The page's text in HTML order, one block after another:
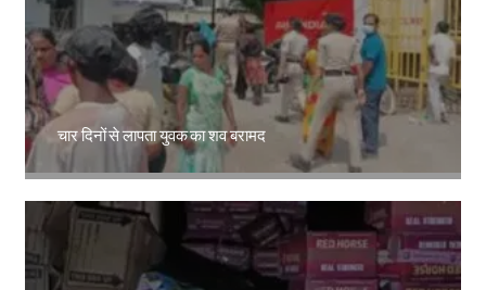
चार दिनों से लापता युवक का शव बरामद